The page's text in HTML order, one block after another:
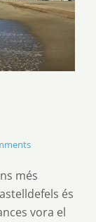
més
és
vora el